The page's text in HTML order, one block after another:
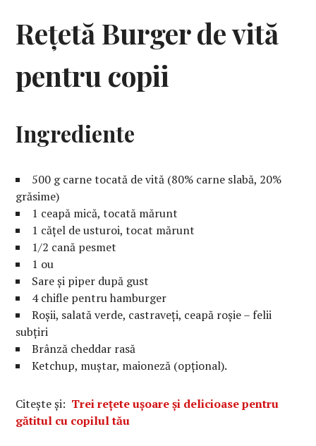
Rețetă Burger de vită
pentru copii
Ingrediente
500 g carne tocată de vită (80% carne slabă, 20%
grăsime)
1 ceapă mică, tocată mărunt
1 cățel de usturoi, tocat mărunt
1/2 cană pesmet
1 ou
Sare și piper după gust
4 chifle pentru hamburger
Roșii, salată verde, castraveți, ceapă roșie – felii
subțiri
Brânză cheddar rasă
Ketchup, muștar, maioneză (opțional).
Citește și: Trei rețete ușoare și delicioase pentru
gătitul cu copilul tău